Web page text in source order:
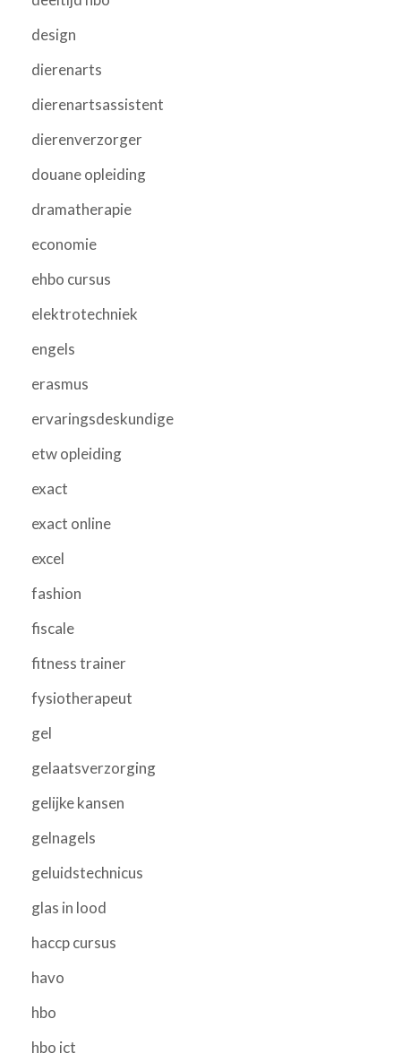
design
dierenarts
dierenartsassistent
dierenverzorger
douane opleiding
dramatherapie
economie
ehbo cursus
elektrotechniek
engels
erasmus
ervaringsdeskundige
etw opleiding
exact
exact online
excel
fashion
fiscale
fitness trainer
fysiotherapeut
gel
gelaatsverzorging
gelijke kansen
gelnagels
geluidstechnicus
glas in lood
haccp cursus
havo
hbo
hbo ict